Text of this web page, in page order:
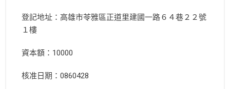
登記地址：高雄市苓雅區正道里建國一路６４巷２２號
１樓
資本額：10000
核准日期：0860428